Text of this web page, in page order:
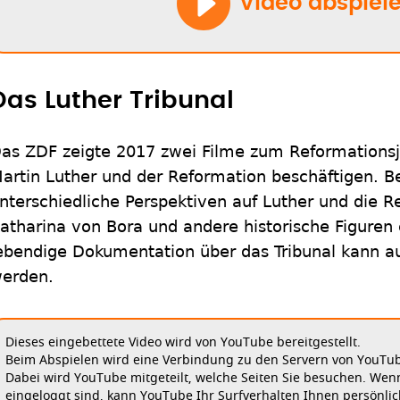
Luther Tribunal
ZDF zeigte 2017 zwei Filme zum
Luther und der Reformation beschäftigen.
Perspektiven auf Luther und die
von Bora und andere historische
Dokumentation über das Tribunal kann
Dieses eingebettete Video wird von YouTube bereitgestellt.
Beim Abspielen wird eine Verbindung zu den Servern von
Dabei wird YouTube mitgeteilt, welche Seiten Sie besuchen.
eingeloggt sind, kann YouTube Ihr Surfverhalten Ihnen